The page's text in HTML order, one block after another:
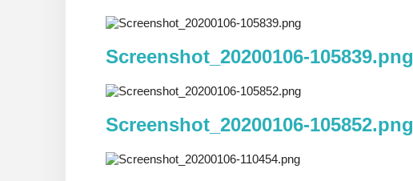
Screenshot_20200106-105839.png
Screenshot_20200106-105852.png